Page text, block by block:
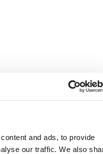
and ads, to provide
our traffic. We also